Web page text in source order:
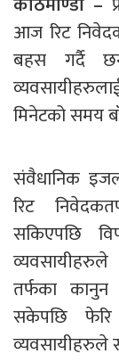
आज रिट
बहस गर्दै
मिनेटको समय
संवैधानिक
रिट
सकिएपछि
तर्फका
सकेपछि फेरि
व्यवसायीहरुले